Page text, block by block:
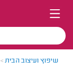
שיפוץ ועיצוב הבית>